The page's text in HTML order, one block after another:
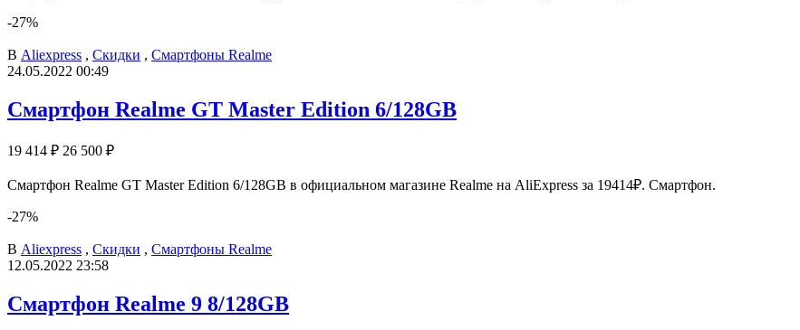
-27%
В Aliexpress , Скидки , Смартфоны Realme
24.05.2022 00:49
Смартфон Realme GT Master Edition 6/128GB
19 414 ₽ 26 500 ₽
Смартфон Realme GT Master Edition 6/128GB в официальном магазине Realme на AliExpress за 19414₽. Смартфон.
-27%
В Aliexpress , Скидки , Смартфоны Realme
12.05.2022 23:58
Смартфон Realme 9 8/128GB